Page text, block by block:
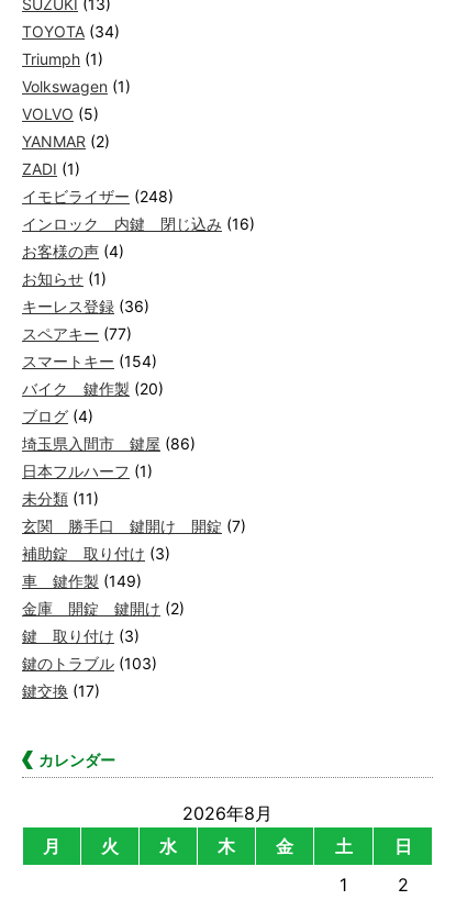
SUZUKI (13)
TOYOTA (34)
Triumph (1)
Volkswagen (1)
VOLVO (5)
YANMAR (2)
ZADI (1)
イモビライザー (248)
インロック 内鍵 閉じ込み (16)
お客様の声 (4)
お知らせ (1)
キーレス登録 (36)
スペアキー (77)
スマートキー (154)
バイク 鍵作製 (20)
ブログ (4)
埼玉県入間市 鍵屋 (86)
日本フルハーフ (1)
未分類 (11)
玄関 勝手口 鍵開け 開錠 (7)
補助錠 取り付け (3)
車 鍵作製 (149)
金庫 開錠 鍵開け (2)
鍵 取り付け (3)
鍵のトラブル (103)
鍵交換 (17)
カレンダー
2026年8月
月
火 水 木 金 土
日
1
2